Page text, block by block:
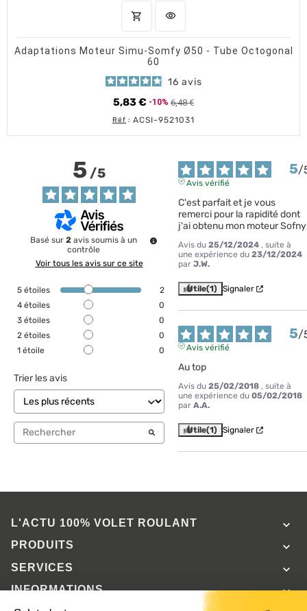
shopping_cart AJOUTER AU PANIER
visibility
Adaptations Moteur Simu-Somfy Ø50 - Tube Octogonal
60
16 avis
5,83 € Prix de base
-10% 6,48 €
Prix
Réf : ACSI-9521031
5/5
Basé sur2 avis soumis à un
contrôle
Voir tous les avis sur ce site
5 étoiles
2
4 étoiles
0
3 étoiles
0
2 étoiles
0
1 étoile 0
Trier les avis
5/
Avis vérifié
C'est parfait et je vous
remerci pour la rapidité dont
j'ai obtenu mon moteur Sofny
Avis du 25/12/2024 , suite à
une expérience du 23/12/2024
par J.W.
Utile(1) Signaler
5/
Avis vérifié
Au top
Avis du 25/02/2018 , suite à
une expérience du 05/02/2018
par A.A.
Utile(1) Signaler
L'ACTU 100%VOLET ROULANT 
PRODUITS 
SERVICES 
INFORMATIONS 